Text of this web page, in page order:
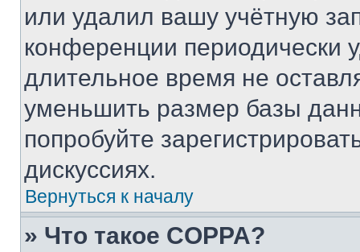
или удалил вашу учётную
конференции периодически
длительное время не
уменьшить размер базы
попробуйте
дискуссиях.
Вернуться к началу
» Что такое COPPA?